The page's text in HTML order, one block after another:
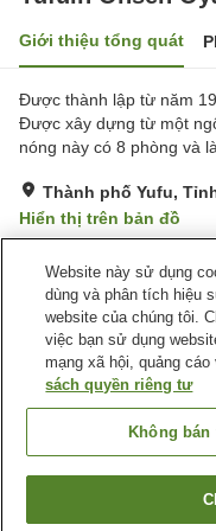
Giới thiệu tổng quát
Được thành lập từ năm
Được xây dựng từ một
nóng này có 8 phòng và
Thành phố Yufu,
Hiển thị trên bản đồ
Tiện nghi chỗ nghỉ
Bãi đỗ xe
Nhà Tắm Công Cộng
Yufuin Onsen Oyado Yufu
Website này sử dụng
dùng và phân tích hiệu
website của chúng tôi.
việc bạn sử dụng
mạng xã hội, quảng
sách quyền riêng tư
Không